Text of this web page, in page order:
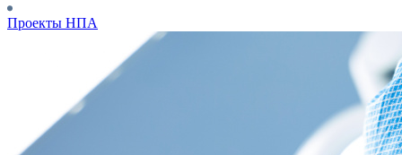
Проекты НПА